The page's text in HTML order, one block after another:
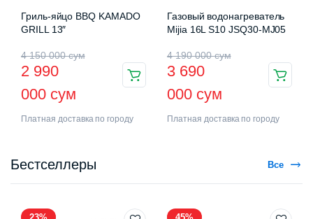
Гриль-яйцо BBQ KAMADO
GRILL 13″
4 150 000сум
2 990
000 сум
Платная доставка по городу
Газовый водонагреватель
Mijia 16L S10 JSQ30-MJ05
4 190 000сум
3 690
000 сум
Платная доставка по городу
Бестселлеры Все
23% 45%